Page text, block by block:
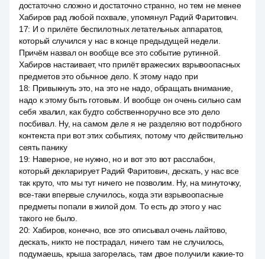
достаточно сложно и достаточно странно, но тем не менее
Хабиров рад любой похвале, упомянул Радий Фаритович.
17: И о прилёте беспилотных летательных аппаратов,
который случился у нас в конце предыдущей недели.
Причём назвал он вообще все это событие рутинной.
Хабиров настаивает, что прилёт вражеских взрывоопасных
предметов это обычное дело. К этому надо при
18: Привыкнуть это, на это не надо, обращать внимание,
надо к этому быть готовым. И вообще он очень сильно сам
себя хвалил, как будто собственноручно все это дело
посбивал. Ну, на самом деле я не разделяю вот подобного
контекста при вот этих событиях, потому что действительно
сеять панику
19: Наверное, не нужно, но и вот это вот расслабон,
который декларирует Радий Фаритович, дескать, у нас все
так круто, что мы тут ничего не позволим. Ну, на минуточку,
все-таки впервые случилось, когда эти взрывоопасные
предметы попали в жилой дом. То есть до этого у нас
такого не было.
20: Хабиров, конечно, все это описывал очень лайтово,
дескать, никто не пострадал, ничего там не случилось,
подумаешь, крыша загорелась, там двое получили какие-то